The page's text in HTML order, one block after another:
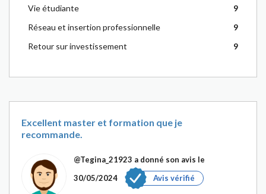
Vie étudiante
9
Réseau et insertion professionnelle
9
Retour sur investissement
9
Excellent master et formation que je
recommande.
@Tegina_21923 a donné son avis le
30/05/2024
Avis vérifié